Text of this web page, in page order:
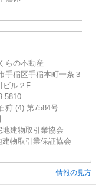
らの不動産
手稲区手稲本町一条３
ビル２F
5810
狩 (4) 第7584号
地建物取引業協会
建物取引業保証協会
情報の見方